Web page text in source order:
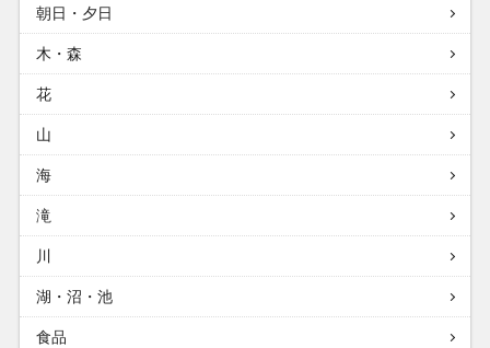
朝日・夕日
木・森
花
山
海
滝
川
湖・沼・池
食品